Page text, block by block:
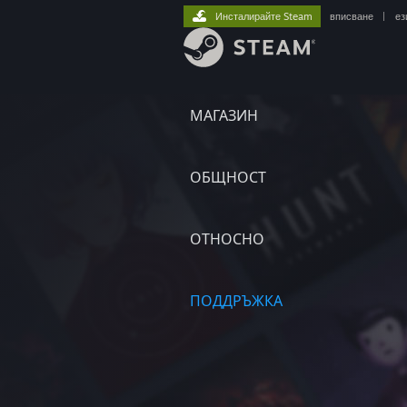
МАГАЗИН
ОБЩНОСТ
ОТНОСНО
ПОДДРЪЖКА
Инсталирайте Steam вписване